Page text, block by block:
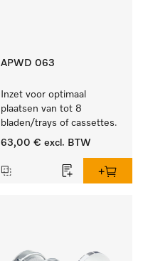
APWD 063
Inzet voor optimaal
plaatsen van tot 8
bladen/trays of cassettes.
63,00 € excl. BTW